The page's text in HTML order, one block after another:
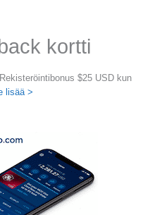
kortti
$25 USD kun
lisää >